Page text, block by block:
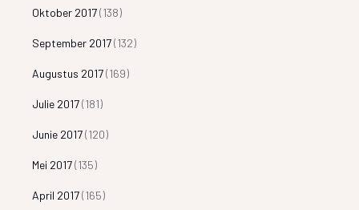
Oktober 2017(138)
September 2017(132)
Augustus 2017(169)
Julie 2017(181)
Junie 2017(120)
Mei 2017(135)
April 2017(165)